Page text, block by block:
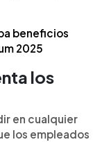
beneficios
2025
los
en cualquier
los empleados